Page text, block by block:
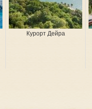
Курорт Дейра